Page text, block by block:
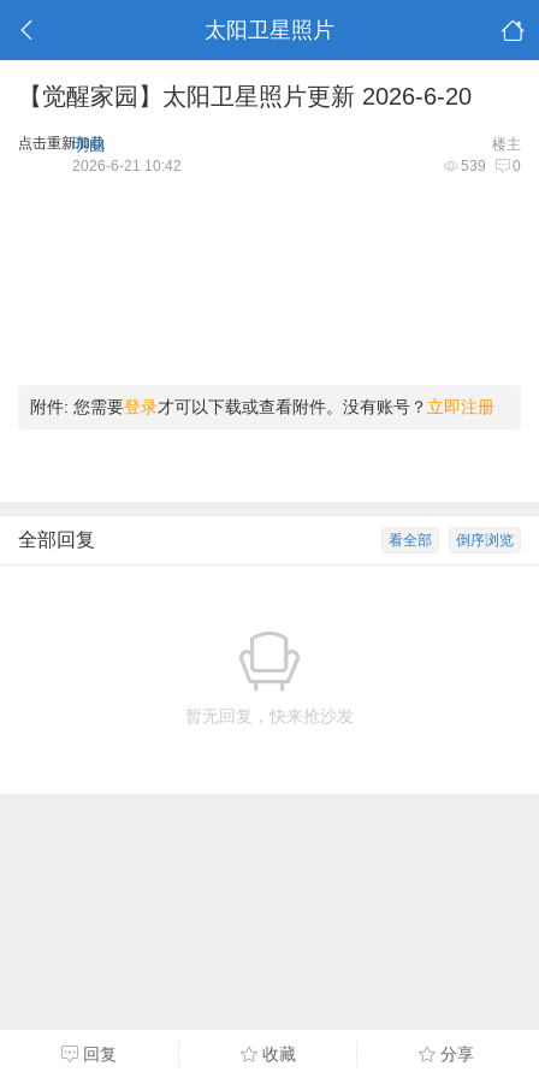
太阳卫星照片
【觉醒家园】太阳卫星照片更新 2026-6-20
点击重新加载 楼主
明曲
539 0
2026-6-21 10:42
附件: 您需要登录才可以下载或查看附件。没有账号？ 立即注册
倒序浏览
看全部
全部回复
暂无回复，快来抢沙发
回复 收藏 分享